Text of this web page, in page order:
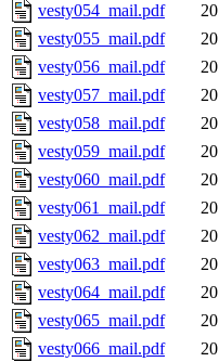
vesty054_mail.pdf
vesty055_mail.pdf
vesty056_mail.pdf
vesty057_mail.pdf
vesty058_mail.pdf
vesty059_mail.pdf
vesty060_mail.pdf
vesty061_mail.pdf
vesty062_mail.pdf
vesty063_mail.pdf
vesty064_mail.pdf
vesty065_mail.pdf
vesty066_mail.pdf